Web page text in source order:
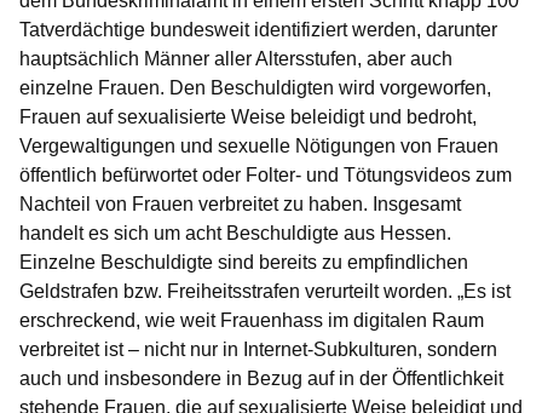
Tatverdächtige bundesweit identifiziert werden, darunter
hauptsächlich Männer aller Altersstufen, aber auch
einzelne Frauen. Den Beschuldigten wird vorgeworfen,
Frauen auf sexualisierte Weise beleidigt und bedroht,
Vergewaltigungen und sexuelle Nötigungen von Frauen
öffentlich befürwortet oder Folter- und Tötungsvideos zum
Nachteil von Frauen verbreitet zu haben. Insgesamt
handelt es sich um acht Beschuldigte aus Hessen.
Einzelne Beschuldigte sind bereits zu empfindlichen
Geldstrafen bzw. Freiheitsstrafen verurteilt worden. „Es ist
erschreckend, wie weit Frauenhass im digitalen Raum
verbreitet ist – nicht nur in Internet-Subkulturen, sondern
auch und insbesondere in Bezug auf in der Öffentlichkeit
stehende Frauen, die auf sexualisierte Weise beleidigt und